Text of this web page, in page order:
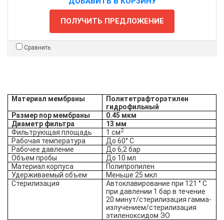
ПОЛУЧИТЬ ПРЕДЛОЖЕНИЕ
Сравнить
Материал мембраны
Политетрафторэтилен
гидрофильный
Размер пор мембраны
0.45 мкм
Диаметр фильтра
13 мм
Фильтрующая площадь
1 см2
Рабочая температура
До 60° С
Рабочее давление
До 6,2 бар
Объем пробы
До 10 мл
Материал корпуса
Полипропилен
Удерживаемый объем
Меньше 25 мкл
Стерилизация
Автоклавирование при 121 ° С
при давлении 1 бар в течение
20 минут/стерилизация гамма-
излучением/стерилизация
этиленоксидом ЭО